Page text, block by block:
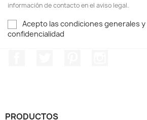
información de contacto en el aviso legal.
Acepto las condiciones generales y
confidencialidad
PRODUCTOS